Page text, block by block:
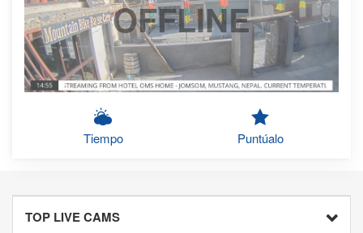
OFFLINE
Tiempo Puntúalo
TOP LIVE CAMS